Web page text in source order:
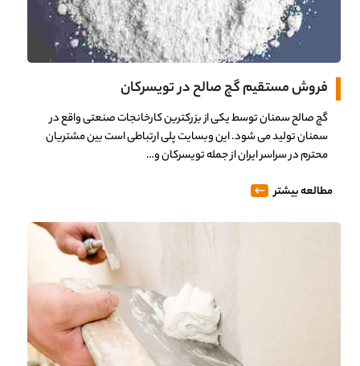
فروش مستقیم گچ صالح در تویسرکان
گچ صالح سمنان توسط یکی از بزرکترین کارخانجات صنعتی واقع در
سمنان تولید می شود. این وبسایت پلی ارتباطی است بین مشتریان
محترم در سراسر ایران از جمله تویسرکان و…
مطالعه بیشتر